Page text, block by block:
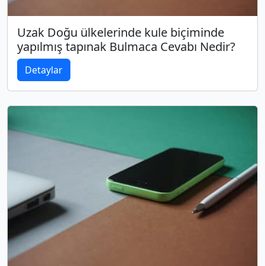
Uzak Doğu ülkelerinde kule biçiminde
yapılmış tapınak Bulmaca Cevabı Nedir?
Detaylar